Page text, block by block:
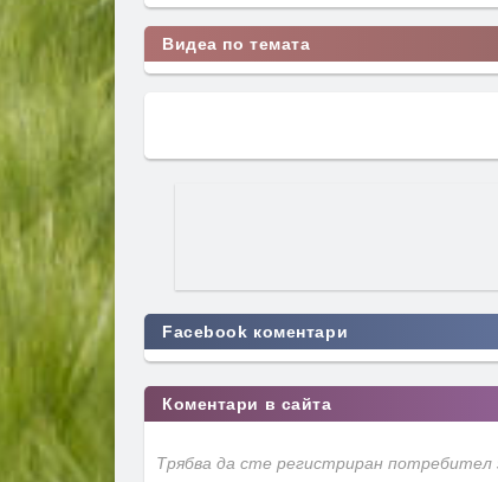
Видеа по темата
Facebook коментари
Коментари в сайта
Трябва да сте регистриран